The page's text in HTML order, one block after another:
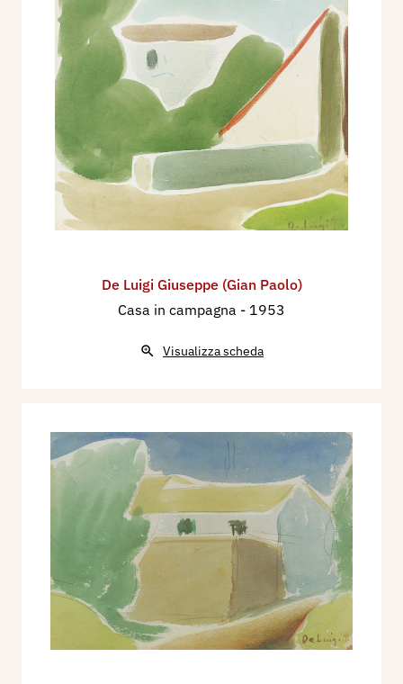
De Luigi Giuseppe (Gian Paolo)
Casa in campagna - 1953
Visualizza scheda